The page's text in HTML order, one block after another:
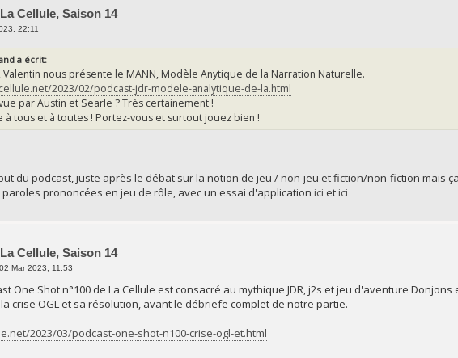
Cellule, Saison 14
22:11
a écrit:
Valentin nous présente le MANN, Modèle Anytique de la Narration Naturelle.
2023/02/podcast-jdr-modele-analytique-de-la.html
par Austin et Searle ? Très certainement !
à tous et à toutes ! Portez-vous et surtout jouez bien !
du podcast, juste après le débat sur la notion de jeu / non-jeu et fiction/non-fiction mais
prononcées en jeu de rôle, avec un essai d'application ici et ici
Cellule, Saison 14
Mar 2023, 11:53
One Shot n°100 de La Cellule est consacré au mythique JDR, j2s et jeu d'aventure
crise OGL et sa résolution, avant le débriefe complet de notre partie.
2023/03/podcast-one-shot-n100-crise-ogl-et.html